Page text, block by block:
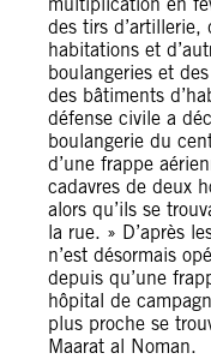
des tirs
habitations et
boulangeries et
des bâtiments
défense civile a
boulangerie du
d’une frappe
cadavres de deux
alors qu’ils se
la rue. » D’après
n’est désormais
depuis qu’une
hôpital de
plus proche se
Maarat al Noman.